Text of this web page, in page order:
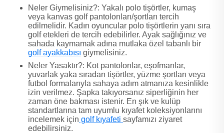
Neler Giymelisiniz?: Yakalı polo tişörtler, kumaş
veya kanvas golf pantolonları/şortları tercih
edilmelidir. Kadın oyuncular polo tişörtlerin yanı sıra
golf etekleri de tercih edebilirler. Ayak sağlığınız ve
sahada kaymamak adına mutlaka özel tabanlı bir
golf ayakkabısı giymelisiniz.
Neler Yasaktır?: Kot pantolonlar, eşofmanlar,
yuvarlak yaka sıradan tişörtler, yüzme şortları veya
futbol formalarıyla sahaya adım atmanıza kesinlikle
izin verilmez. Şapka takıyorsanız siperliğinin her
zaman öne bakması istenir. En şık ve kulüp
standartlarına tam uyumlu kıyafet koleksiyonlarını
incelemek için golf kıyafeti sayfamızı ziyaret
edebilirsiniz.